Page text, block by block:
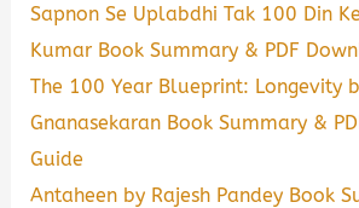
Sapnon Se Uplabdhi Tak 100 Din
Kumar Book Summary & PDF
The 100 Year Blueprint: Longevity
Gnanasekaran Book Summary &
Guide
Antaheen by Rajesh Pandey Book